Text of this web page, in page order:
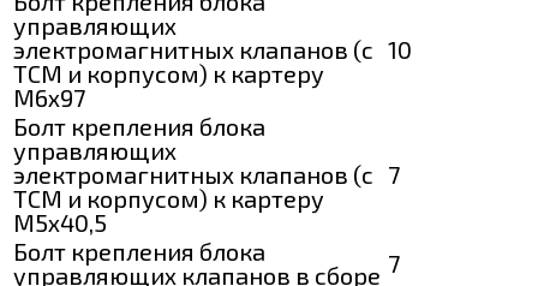
управляющих
электромагнитных клапанов (с
ТСМ и корпусом) к картеру
М6х97
10
Болт крепления блока
управляющих
электромагнитных клапанов (с
ТСМ и корпусом) к картеру
М5х40,5
7
Болт крепления блока
управляющих клапанов в сборе 7